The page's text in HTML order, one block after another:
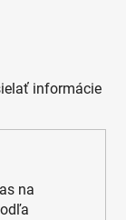
informácie
na